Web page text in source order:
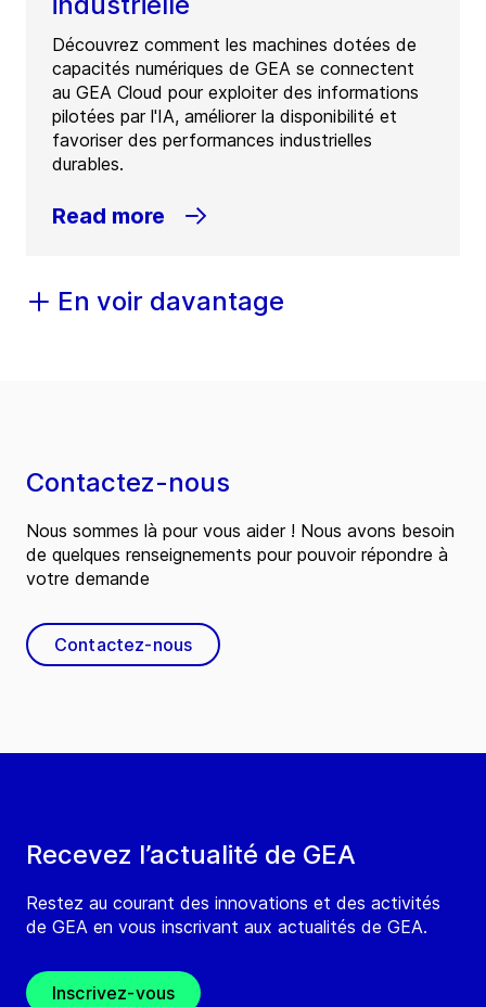
Découvrez comment les machines dotées de
capacités numériques de GEA se connectent
au GEA Cloud pour exploiter des informations
pilotées par l'IA, améliorer la disponibilité et
favoriser des performances industrielles
durables.
Read more
En voir davantage
Recevez l’actualité de GEA
Restez au courant des innovations et des activités
de GEA en vous inscrivant aux actualités de GEA.
Inscrivez-vous
Contactez-nous
Nous sommes là pour vous aider ! Nous avons besoin
de quelques renseignements pour pouvoir répondre à
votre demande
Contactez-nous